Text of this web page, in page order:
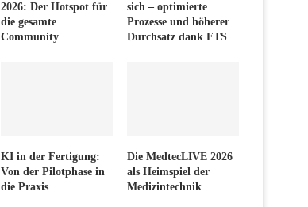
2026: Der Hotspot für
die gesamte
Community
sich – optimierte
Prozesse und höherer
Durchsatz dank FTS
KI in der Fertigung:
Von der Pilotphase in
die Praxis
Die MedtecLIVE 2026
als Heimspiel der
Medizintechnik